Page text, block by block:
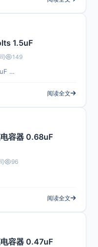
1.5uF
149
…
阅读全文
容器 0.68uF
96
阅读全文
容器 0.47uF